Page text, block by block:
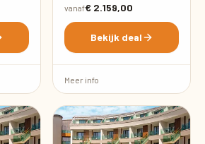
vanaf€ 2.159,00
Bekijk deal
Meer info